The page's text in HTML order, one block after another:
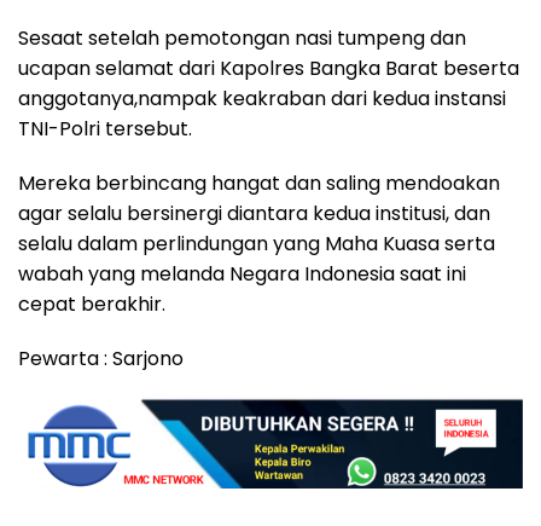
Sesaat setelah pemotongan nasi tumpeng dan
ucapan selamat dari Kapolres Bangka Barat beserta
anggotanya,nampak keakraban dari kedua instansi
TNI-Polri tersebut.
Mereka berbincang hangat dan saling mendoakan
agar selalu bersinergi diantara kedua institusi, dan
selalu dalam perlindungan yang Maha Kuasa serta
wabah yang melanda Negara Indonesia saat ini
cepat berakhir.
Pewarta : Sarjono